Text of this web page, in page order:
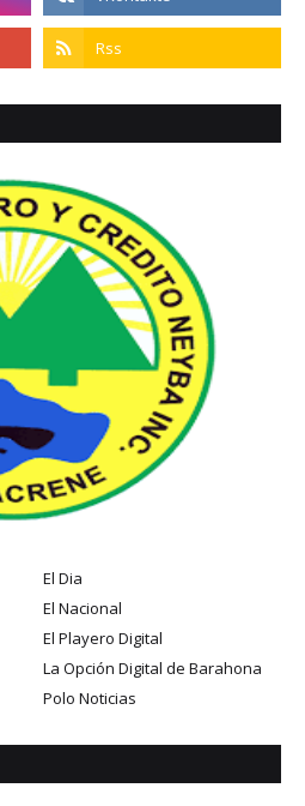
El Dia
El Nacional
El Playero Digital
La Opción Digital de Barahona
Polo Noticias